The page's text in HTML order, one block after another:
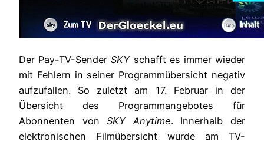
Der Pay-TV-SenderSKYschafft es immer wieder
mit Fehlern in seiner Programmübersicht negativ
aufzufallen. So zuletzt am 17. Februar in der
Übersicht des Programmangebotes für
Abonnenten vonSKY Anytime. Innerhalb der
elektronischen Filmübersicht wurde am TV-